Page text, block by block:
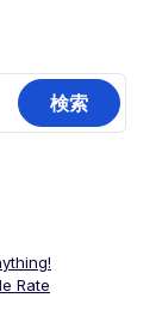
Rate